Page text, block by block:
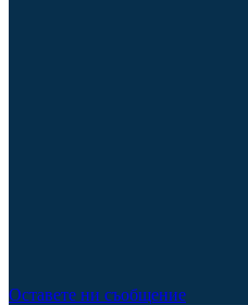
Оставете ни съобщение